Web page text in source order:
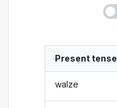
Present tense
walze